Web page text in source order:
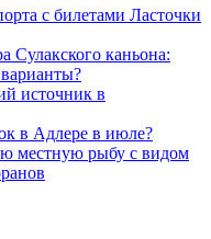
с билетами Ласточки
Сулакского каньона:
источник в
в Адлере в июле?
местную рыбу с видом